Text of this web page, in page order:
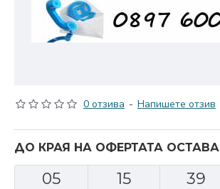
0 отзива - Напишете отзив
ДО КРАЯ НА ОФЕРТАТА ОСТАВА
05 15 39